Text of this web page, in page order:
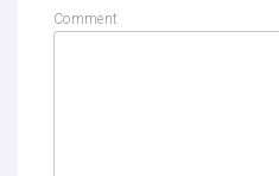
Comment